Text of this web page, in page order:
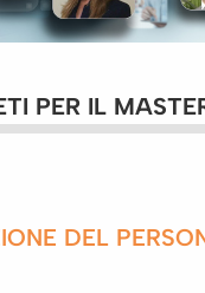
PER IL
DEL